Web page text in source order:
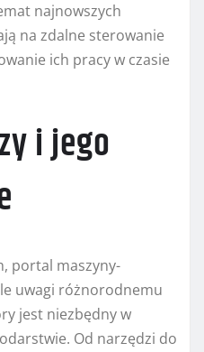
najnowszych
na zdalne sterowanie
ich pracy w czasie
i jego
portal maszyny-
uwagi różnorodnemu
jest niezbędny w
Od narzędzi do